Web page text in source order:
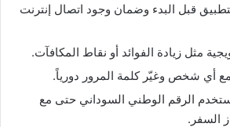
قبل البدء وضمان وجود اتصال إنترنت
مثل زيادة الفوائد أو نقاط المكافآت.
مع أي شخص وغيّر كلمة المرور دورياً.
الرقم الوطني السوداني حتى مع
السفر.